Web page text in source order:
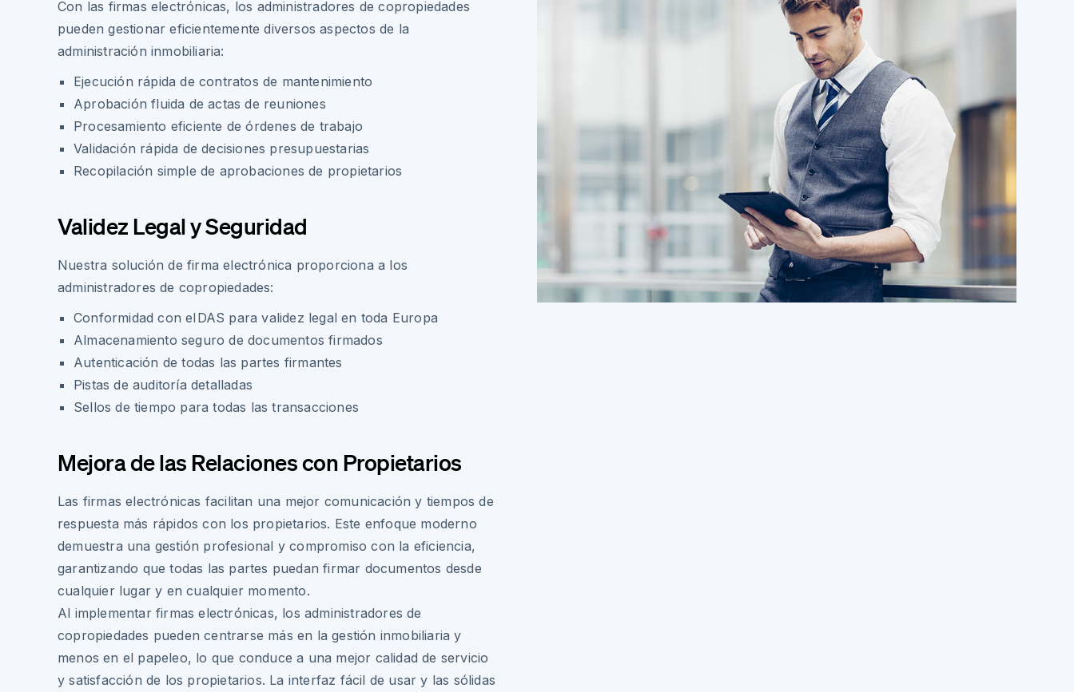
Con las firmas electrónicas, los administradores de copropiedades
pueden gestionar eficientemente diversos aspectos de la
administración inmobiliaria:
Ejecución rápida de contratos de mantenimiento
Aprobación fluida de actas de reuniones
Procesamiento eficiente de órdenes de trabajo
Validación rápida de decisiones presupuestarias
Recopilación simple de aprobaciones de propietarios
Validez Legal y Seguridad
Nuestra solución de firma electrónica proporciona a los
administradores de copropiedades:
Conformidad con eIDAS para validez legal en toda Europa
Almacenamiento seguro de documentos firmados
Autenticación de todas las partes firmantes
Pistas de auditoría detalladas
Sellos de tiempo para todas las transacciones
Mejora de las Relaciones con Propietarios
Las firmas electrónicas facilitan una mejor comunicación y tiempos de
respuesta más rápidos con los propietarios. Este enfoque moderno
demuestra una gestión profesional y compromiso con la eficiencia,
garantizando que todas las partes puedan firmar documentos desde
cualquier lugar y en cualquier momento.
Al implementar firmas electrónicas, los administradores de
copropiedades pueden centrarse más en la gestión inmobiliaria y
menos en el papeleo, lo que conduce a una mejor calidad de servicio
y satisfacción de los propietarios. La interfaz fácil de usar y las sólidas